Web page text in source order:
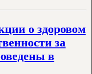
о здоровом
за
в